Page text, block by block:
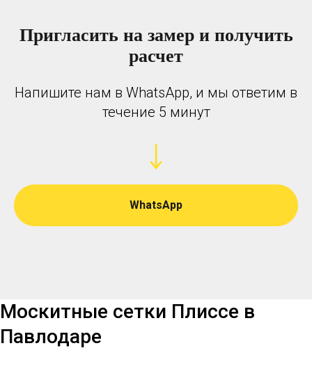
Пригласить на замер и получить
расчет
Напишите нам в WhatsApp, и мы ответим в
течение 5 минут
WhatsApp
Москитные сетки Плиссе в
Павлодаре